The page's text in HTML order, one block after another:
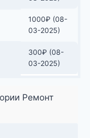
1000₽ (08-
03-2025)
300₽ (08-
03-2025)
Ремонт